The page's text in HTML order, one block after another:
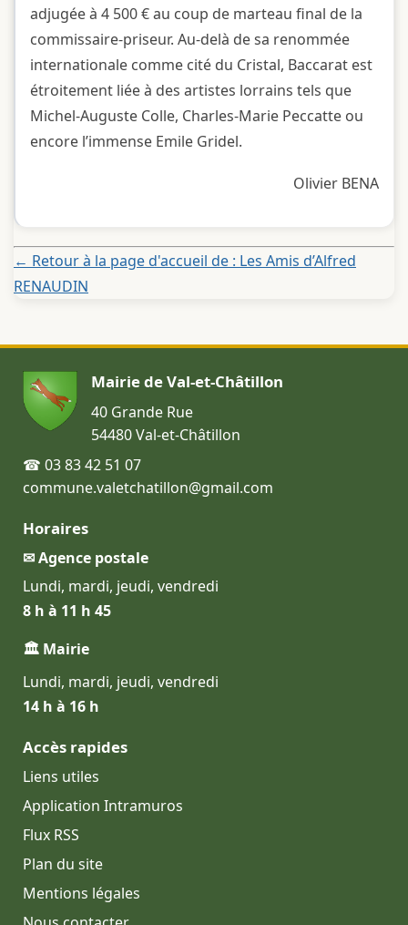
adjugée à 4 500 € au coup de marteau final de la
commissaire-priseur. Au-delà de sa renommée
internationale comme cité du Cristal, Baccarat est
étroitement liée à des artistes lorrains tels que
Michel-Auguste Colle, Charles-Marie Peccatte ou
encore l’immense Emile Gridel.
Olivier BENA
← Retour à la page d'accueil de : Les Amis d’Alfred
RENAUDIN
Mairie de Val-et-Châtillon
40 Grande Rue
54480 Val-et-Châtillon
☎ 03 83 42 51 07
commune.valetchatillon@gmail.com
Horaires
✉ Agence postale
Lundi, mardi, jeudi, vendredi
8 h à 11 h 45
🏛 Mairie
Lundi, mardi, jeudi, vendredi
14 h à 16 h
Accès rapides
Liens utiles
Application Intramuros
Flux RSS
Plan du site
Mentions légales